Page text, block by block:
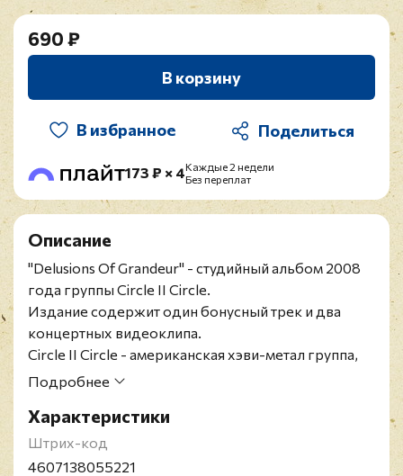
690 ₽
В корзину
В избранное
173 ₽ × 4Каждые 2 недели
Без переплат
Описание
"Delusions Of Grandeur" - студийный альбом 2008
года группы Circle II Circle.
Издание содержит один бонусный трек и два
концертных видеоклипа.
Circle II Circle - американская хэви-метал группа,
собранная бывшим вокалистом группы Savatage
Кэмпбеллом в 2001 году. Исполняют музыку в
различных направлениях метала, таких, как хэви-
метал, пауэр-метал и прогрессив-метал.
Подробнее
Характеристики
Штрих-код
4607138055221